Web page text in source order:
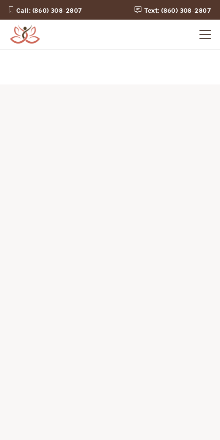
Call: (860) 308-2807 Text: (860) 308-2807